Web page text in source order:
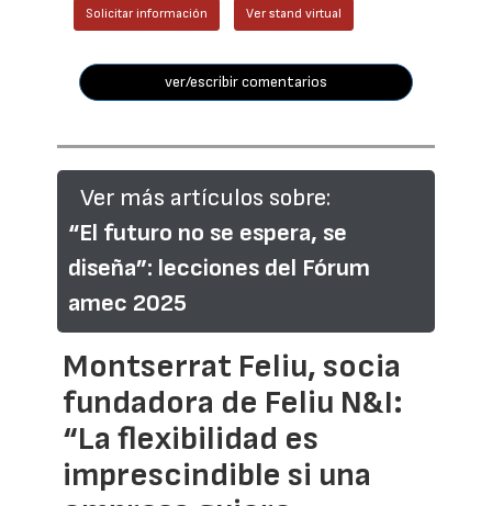
Solicitar información Ver stand virtual
ver/escribir comentarios
Ver más artículos sobre:
“El futuro no se espera, se
diseña”: lecciones del Fórum
amec 2025
Montserrat Feliu, socia
fundadora de Feliu N&I:
“La flexibilidad es
imprescindible si una